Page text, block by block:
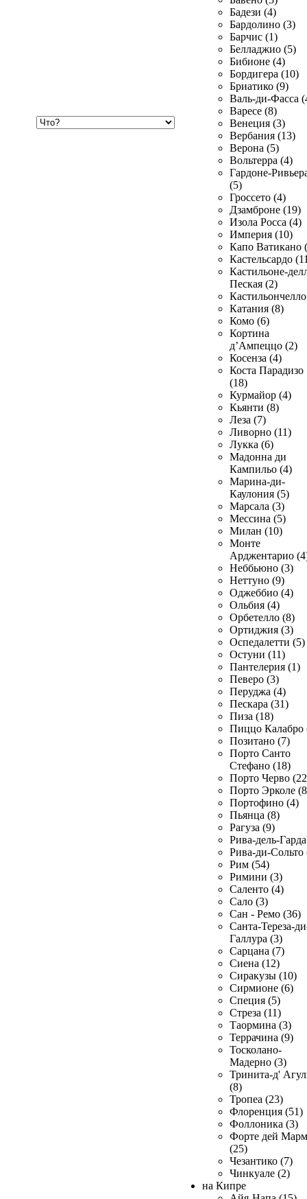
Бадези (4)
Бардолино (3)
Барчис (1)
Белладжио (5)
Бибионе (4)
Бордигера (10)
Бриатико (9)
Валь-ди-Фасса
Варесе (8)
Венеция (3)
Вербания (13)
Верона (5)
Вольтерра (4)
Гардоне-
(5)
Гроссето (4)
Дзамброне (19)
Изола Росса (4)
Империя (10)
Капо Ватикано
Кастельсардо
Кастильоне-
Пеская (2)
Катания (8)
Комо (6)
Кортина
д’Ампеццо (2)
Косенза (4)
Коста Парадизо
(18)
Курмайор (4)
Кьянти (8)
Леза (7)
Ливорно (11)
Лукка (6)
Мадонна ди
Кампильо (4)
Марина-ди-
Каулония (5)
Марсала (3)
Мессина (5)
Милан (10)
Монте
Арджентарио
Неббьюно (3)
Неттуно (9)
Оджеббио (4)
Ольбия (4)
Орбетелло (8)
Ортиджия (3)
Оспедалетти (5)
Остуни (11)
Пантелерия (1)
Певеро (3)
Перуджа (4)
Пескара (31)
Пиза (18)
Пиццо Калабро
Позитано (7)
Порто Санто
Стефано (18)
Порто Черво
Порто Эрколе
Портофино (4)
Пьянца (8)
Рагуза (9)
Рива-дель-
Рива-ди-Сольто
Рим (54)
Римини (3)
Саленто (4)
Сало (3)
Сан - Ремо (36)
Санта-Тереза-
Галлура (3)
Сарцана (7)
Сиена (12)
Сиракузы (10)
Сирмионе (6)
Специя (5)
Стреза (11)
Таормина (3)
Террачина (9)
Тосколано-
Мадерно (3)
Тринита-д'
(8)
Тропеа (23)
Флоренция (51)
Фоллоника (3)
Форте дей
(25)
Чезантико (7)
Чинкуале (2)
на Кипре